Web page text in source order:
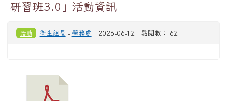
研習班3.0」活動資訊
活動 衛生組長 - 學務處 | 2026-06-12 | 點閱數： 62